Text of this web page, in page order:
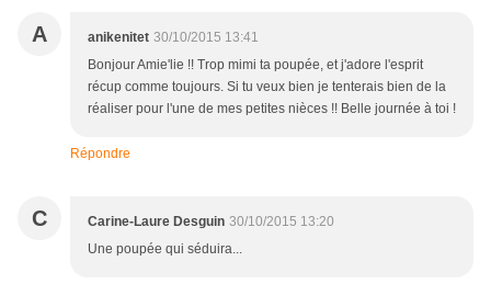
A anikenitet 30/10/2015 13:41
Bonjour Amie'lie !! Trop mimi ta poupée, et j'adore l'esprit
récup comme toujours. Si tu veux bien je tenterais bien de la
réaliser pour l'une de mes petites nièces !! Belle journée à toi !
Répondre
C Carine-Laure Desguin 30/10/2015 13:20
Une poupée qui séduira...